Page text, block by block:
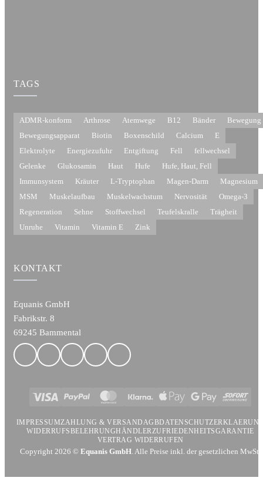
TAGS
ADMR-konform Arthrose Atemwege B12 Bänder
Bewegung
Bewegungsapparat
Biotin Boxenschild Calcium
E
Elektrolyte
Energiezufuhr Entgiftung Fell
fellwechsel
Gelenke
Glukosamin Haut Hufe
Hufe, Haut, Fell
Immunsystem
Kräuter L-Tryptophan Magen-Darm
Magnesium
MSM
Muskelaufbau Muskelwachstum Nervosität
Omega-3
Regeneration
Sehne Stoffwechsel Teufelskralle
Trägheit
Unruhe
Vitamin Vitamin E Zink
KONTAKT
Equanis GmbH
Fabrikstr. 8
69245 Bammental
Visa PayPal MasterCardKlarna
Apple
Google
Sofort
IMPRESSUMZAHLUNG & VERSANDAGB
WIDERRUFSBELEHRUNGHÄNDLERZUFRIEDENHEITSGARANTIE
VERTRAG WIDERRUFEN
Copyright 2026 © Equanis GmbH. Alle Preise inkl. der gesetzlichen MwSt.